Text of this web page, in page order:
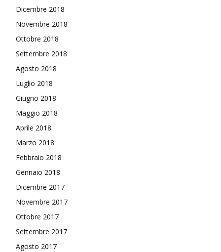
Dicembre 2018
Novembre 2018
Ottobre 2018
Settembre 2018
Agosto 2018
Luglio 2018
Giugno 2018
Maggio 2018
Aprile 2018
Marzo 2018
Febbraio 2018
Gennaio 2018
Dicembre 2017
Novembre 2017
Ottobre 2017
Settembre 2017
Agosto 2017